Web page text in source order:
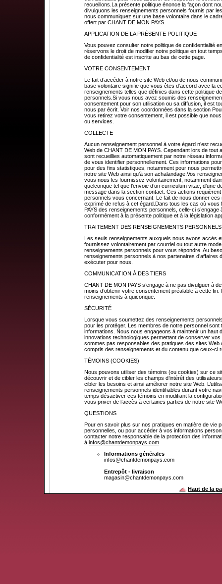
recueillons.La présente politique énonce la façon dont
divulguons les renseignements personnels fournis par
nous communiquez sur une base volontaire dans le
offert par CHANT DE MON PAYS.
APPLICATION DE LA PRÉSENTE POLITIQUE
Vous pouvez consulter notre politique de confidentialité
réservons le droit de modifier notre politique en tout
de confidentialité est inscrite au bas de cette page.
VOTRE CONSENTEMENT
Le fait d’accéder à notre site Web et/ou de nous
base volontaire signifie que vous êtes d’accord avec la
renseignements telles que définies dans cette politique
personnels.Si vous nous avez soumis des
consentement pour son utilisation ou sa diffusion, il est
nous par écrit. Voir nos coordonnées dans la section
vous retirez votre consentement, il est possible que
ou services.
COLLECTE
Aucun renseignement personnel à votre égard n’est
Web de CHANT DE MON PAYS. Cependant lors de
sont recueillies automatiquement par notre réseau
de vous identifier personnellement. Ces informations
pour des fins statistiques, notamment pour nous
notre site Web ainsi qu’à son achalandage.Vos
vous nous les fournissez volontairement, notamment
quelconque tel que l’envoie d’un curriculum vitae,
message dans la section contact. Ces actions
personnels vous concernant. Le fait de nous donner
exprimé de refus à cet égard.Dans tous les cas où
PAYS des renseignements personnels, celle-ci
conformément à la présente politique et à la législation
TRAITEMENT DES RENSEIGNEMENTS PERSONNELS
Les seuls renseignements auxquels nous avons accès
fournissez volontairement par courriel ou tout autre
renseignements personnels pour vous répondre. Au
renseignements personnels à nos partenaires
exécuter pour nous.
COMMUNICATION À DES TIERS
CHANT DE MON PAYS s’engage à ne pas divulguer à
moins d’obtenir votre consentement préalable à cette
renseignements à quiconque.
SÉCURITÉ
Lorsque vous soumettez des renseignements
pour les protéger. Les membres de notre personnel
informations. Nous nous engageons à maintenir un haut
innovations technologiques permettant de conserver
sommes pas responsables des pratiques des sites
compris des renseignements et du contenu que ceux-ci
TÉMOINS (COOKIES)
Nous pouvons utiliser des témoins (ou cookies) sur ce
découvrir et de cibler les champs d’intérêt des
cibler les besoins et ainsi améliorer notre site Web.
renseignements personnels identifiables durant votre
temps désactiver ces témoins en modifiant la
vous priver de l’accès à certaines parties de notre site
QUESTIONS
Pour en savoir plus sur nos pratiques en matière de vie
personnelles, ou pour accéder à vos informations
contacter notre responsable de la protection des
à infos@chantdemonpays.com
Informations générales
infos@chantdemonpays.com
Entrepôt - livraison
magasin@chantdemonpays.com
Haut de la